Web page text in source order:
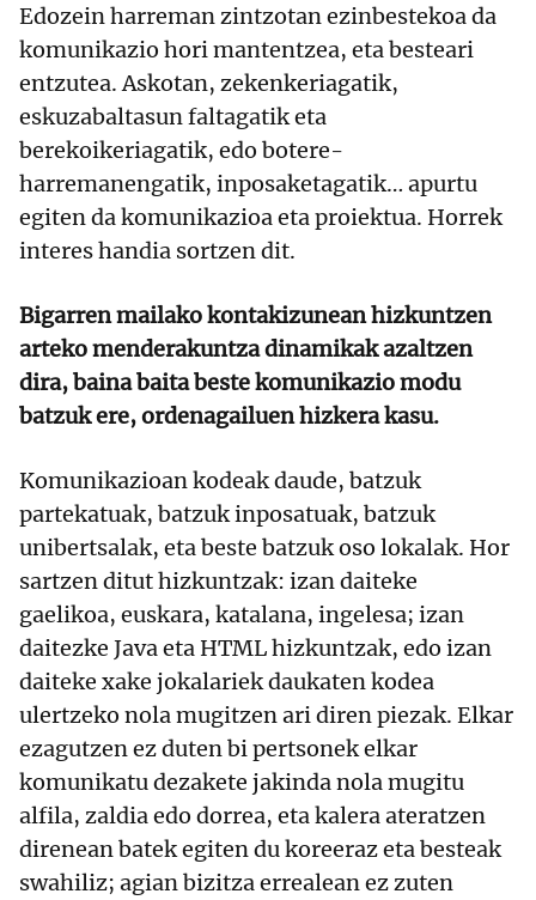
Edozein harreman zintzotan ezinbestekoa da
komunikazio hori mantentzea, eta besteari
entzutea. Askotan, zekenkeriagatik,
eskuzabaltasun faltagatik eta
berekoikeriagatik, edo botere-
harremanengatik, inposaketagatik… apurtu
egiten da komunikazioa eta proiektua. Horrek
interes handia sortzen dit.
Bigarren mailako kontakizunean hizkuntzen
arteko menderakuntza dinamikak azaltzen
dira, baina baita beste komunikazio modu
batzuk ere, ordenagailuen hizkera kasu.
Komunikazioan kodeak daude, batzuk
partekatuak, batzuk inposatuak, batzuk
unibertsalak, eta beste batzuk oso lokalak. Hor
sartzen ditut hizkuntzak: izan daiteke
gaelikoa, euskara, katalana, ingelesa; izan
daitezke Java eta HTML hizkuntzak, edo izan
daiteke xake jokalariek daukaten kodea
ulertzeko nola mugitzen ari diren piezak. Elkar
ezagutzen ez duten bi pertsonek elkar
komunikatu dezakete jakinda nola mugitu
alfila, zaldia edo dorrea, eta kalera ateratzen
direnean batek egiten du koreeraz eta besteak
swahiliz; agian bizitza errealean ez zuten